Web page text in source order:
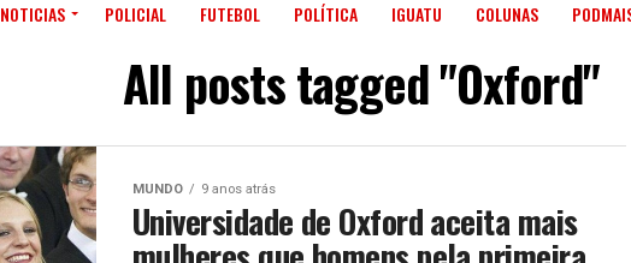
NOTICIAS POLICIAL FUTEBOL POLÍTICA IGUATU COLUNAS
All posts tagged "Oxford"
MUNDO 9 anos atrás
Universidade de Oxford aceita mais